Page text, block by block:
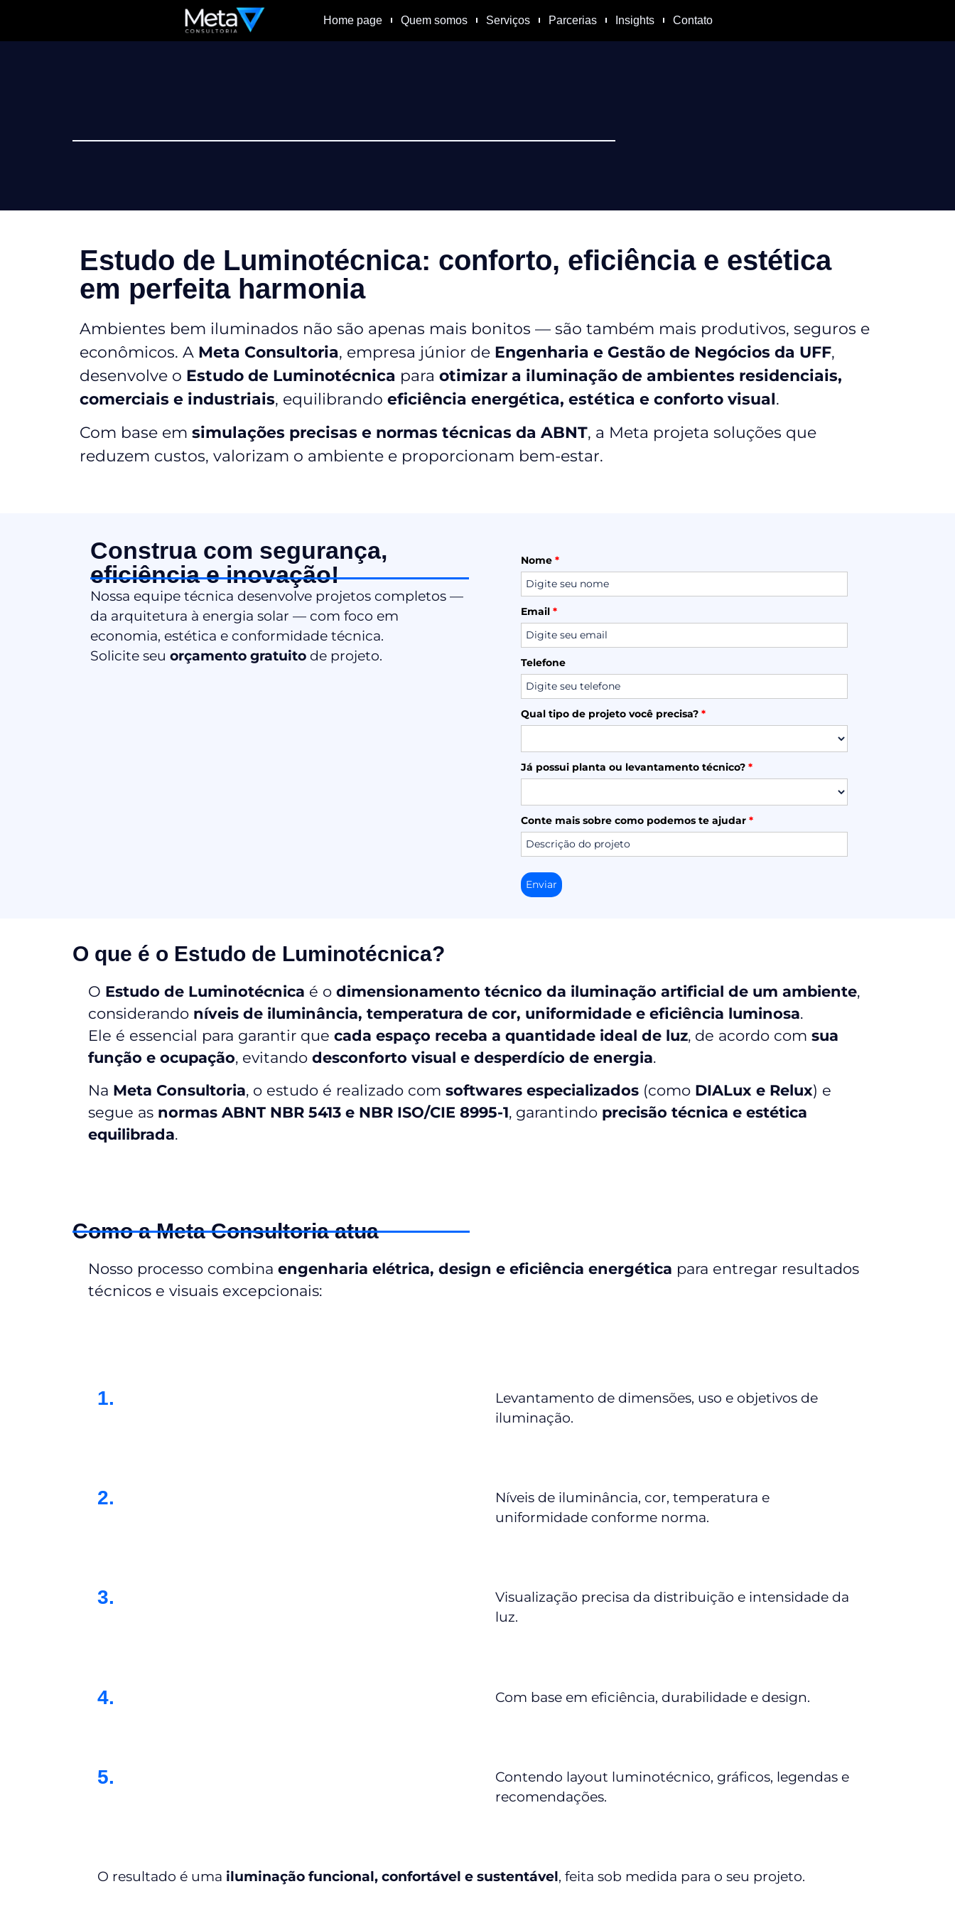
Home page Quem somos Serviços Parcerias Insights Contato
Estudo de Luminotécnica: conforto, eficiência e estética
em perfeita harmonia
Ambientes bem iluminados não são apenas mais bonitos — são também mais produtivos, seguros e
econômicos. A Meta Consultoria, empresa júnior de Engenharia e Gestão de Negócios da UFF,
desenvolve o Estudo de Luminotécnica para otimizar a iluminação de ambientes residenciais,
comerciais e industriais, equilibrando eficiência energética, estética e conforto visual.
Com base em simulações precisas e normas técnicas da ABNT, a Meta projeta soluções que
reduzem custos, valorizam o ambiente e proporcionam bem-estar.
Construa com segurança,
eficiência e inovação!
Nossa equipe técnica desenvolve projetos completos —
da arquitetura à energia solar — com foco em
economia, estética e conformidade técnica.
Solicite seu orçamento gratuito de projeto.
Nome*
Email *
Telefone
Qual tipo de projeto você precisa? *
Já possui planta ou levantamento técnico? *
Conte mais sobre como podemos te ajudar *
Enviar
O que é o Estudo de Luminotécnica?
O Estudo de Luminotécnica é o dimensionamento técnico da iluminação artificial de um ambiente,
considerando níveis de iluminância, temperatura de cor, uniformidade e eficiência luminosa.
Ele é essencial para garantir que cada espaço receba a quantidade ideal de luz, de acordo com sua
função e ocupação, evitando desconforto visual e desperdício de energia.
Na Meta Consultoria, o estudo é realizado com softwares especializados (como DIALux e Relux) e
segue as normas ABNT NBR 5413 e NBR ISO/CIE 8995-1, garantindo precisão técnica e estética
equilibrada.
Como a Meta Consultoria atua
Nosso processo combina engenharia elétrica, design e eficiência energética para entregar resultados
técnicos e visuais excepcionais:
1.
Levantamento de dimensões, uso e objetivos de
iluminação.
2.
Níveis de iluminância, cor, temperatura e
uniformidade conforme norma.
3.
Visualização precisa da distribuição e intensidade da
luz.
4. Com base em eficiência, durabilidade e design.
5.
Contendo layout luminotécnico, gráficos, legendas e
recomendações.
O resultado é uma iluminação funcional, confortável e sustentável, feita sob medida para o seu projeto.